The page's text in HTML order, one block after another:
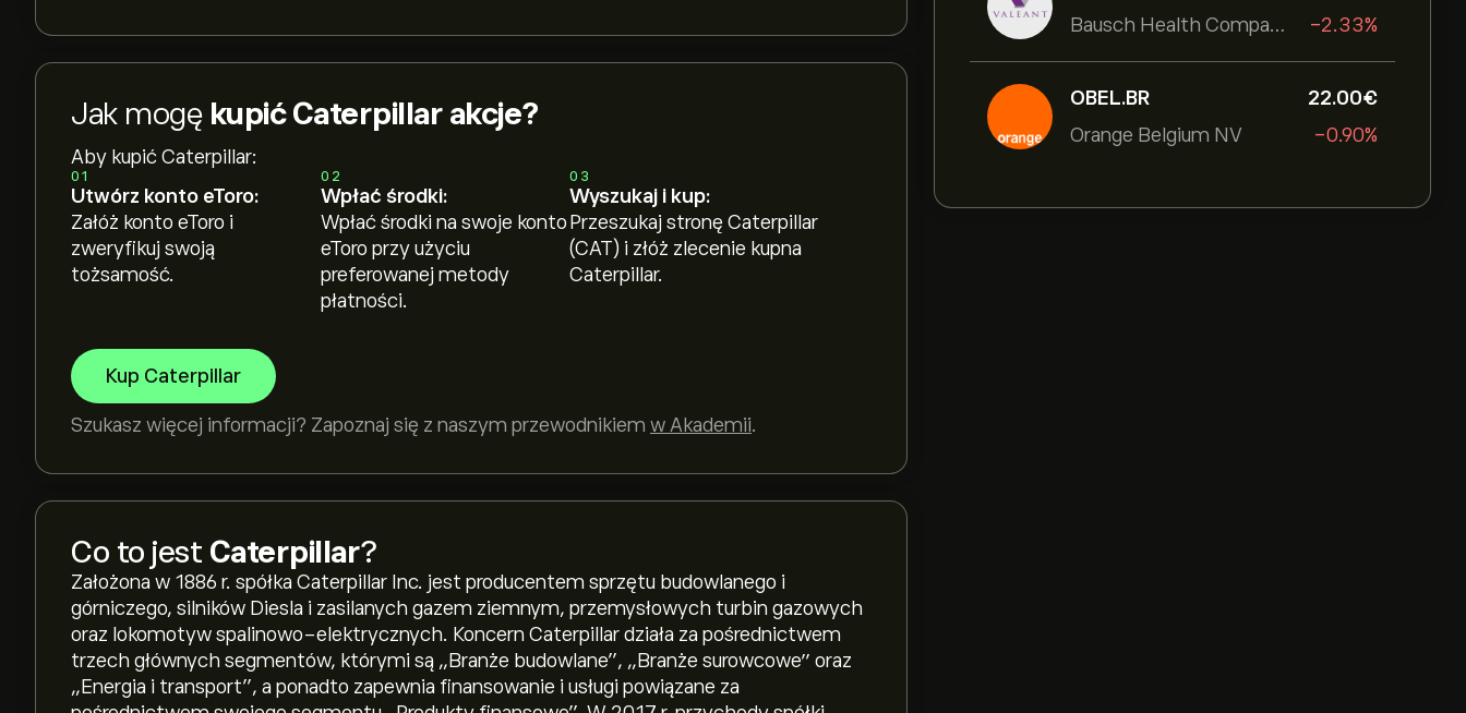
Bausch Health Companies Inc
-2.33%
OBEL.BR
Orange Belgium NV
22.00‎€‎
-0.90%
Jak mogę kupić Caterpillar akcje?
Aby kupić Caterpillar:
01
Utwórz konto eToro:
Załóż konto eToro i
zweryfikuj swoją
tożsamość.
02
Wpłać środki:
Wpłać środki na swoje konto
eToro przy użyciu
preferowanej metody
płatności.
03
Wyszukaj i kup:
Przeszukaj stronę Caterpillar
(CAT) i złóż zlecenie kupna
Caterpillar.
Kup Caterpillar
Szukasz więcej informacji? Zapoznaj się z naszym przewodnikiem w Akademii.
Co to jest Caterpillar?
Założona w 1886 r. spółka Caterpillar Inc. jest producentem sprzętu budowlanego i
górniczego, silników Diesla i zasilanych gazem ziemnym, przemysłowych turbin gazowych
oraz lokomotyw spalinowo-elektrycznych. Koncern Caterpillar działa za pośrednictwem
trzech głównych segmentów, którymi są „Branże budowlane”, „Branże surowcowe” oraz
„Energia i transport”, a ponadto zapewnia finansowanie i usługi powiązane za